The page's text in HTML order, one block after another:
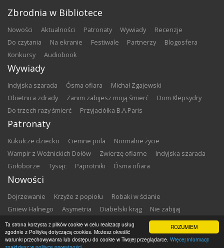
ROZUMIEM
Ta strona korzysta z plików cookie w celu realizacji usług
zgodnie z Polityką dotyczącą cookies. Możesz określić
warunki przechowywania lub dostępu do cookie w Twojej przeglądarce. Więcej informacji
Zbrodnia w Bibliotece
nowości aktualności patronaty wywiady
recenzje
do czytania
na ekranie festiwale partnerzy
blogosfera
konkursy
audiobook
Wywiady
Indyjska szarada Ósma ofiara
Michał Zgajewski
Obietnica zdrady
Zanim zabijesz moją śmierć
Dom Klepsydry
Do trzech razy śmierć
Przyjaciółka B.A.Paris
Patronaty
Kukułcze dziecko Ciemne pola
Normalne życie
Wampir z Woźnickich Dołów
Zwierzę ofiarne
Indyjska szarada
Gołoborze
Tysiąc Paprotniki Ósma ofiara
Nowości
Dojrzewanie Krzyże z popiołu
Robaki w ścianie
Gniew Halnego
Asymetria Diabelski krąg
Nie zabijaj
Dowody zbrodni
Zemsta Matki chrzestne
Copyright ©2026Zbrodnia w Bibliotece